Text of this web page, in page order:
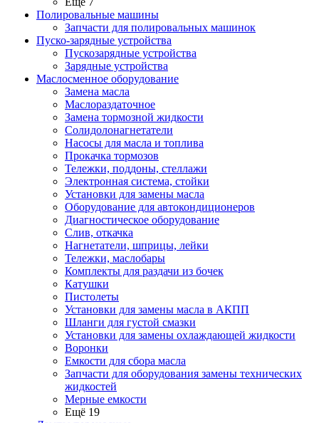
Полировальные машины
Запчасти для полировальных машинок
Пуско-зарядные устройства
Пускозарядные устройства
Зарядные устройства
Маслосменное оборудование
Замена масла
Маслораздаточное
Замена тормозной жидкости
Солидолонагнетатели
Насосы для масла и топлива
Прокачка тормозов
Тележки, поддоны, стеллажи
Электронная система, стойки
Установки для замены масла
Оборудование для автокондиционеров
Диагностическое оборудование
Слив, откачка
Нагнетатели, шприцы, лейки
Тележки, маслобары
Комплекты для раздачи из бочек
Катушки
Пистолеты
Установки для замены масла в АКПП
Шланги для густой смазки
Установки для замены охлаждающей жидкости
Воронки
Емкости для сбора масла
Запчасти для оборудования замены технических
жидкостей
Мерные емкости
Ещё 19